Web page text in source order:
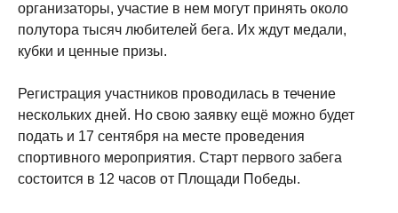
организаторы, участие в нем могут принять около
полутора тысяч любителей бега. Их ждут медали,
кубки и ценные призы.
Регистрация участников проводилась в течение
нескольких дней. Но свою заявку ещё можно будет
подать и 17 сентября на месте проведения
спортивного мероприятия. Старт первого забега
состоится в 12 часов от Площади Победы.